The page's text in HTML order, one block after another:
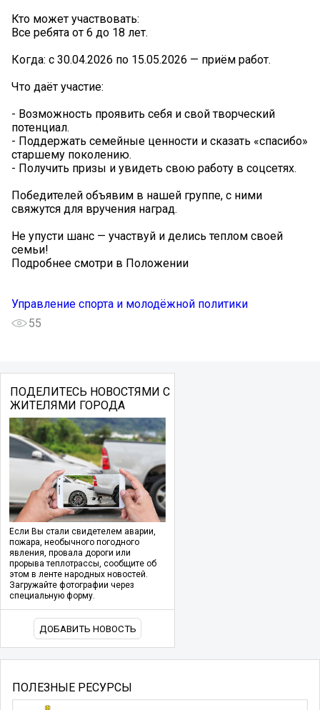
Кто может участвовать:
Все ребята от 6 до 18 лет.
Когда: с 30.04.2026 по 15.05.2026 — приём работ.
Что даёт участие:
- Возможность проявить себя и свой творческий
потенциал.
- Поддержать семейные ценности и сказать «спасибо»
старшему поколению.
- Получить призы и увидеть свою работу в соцсетях.
Победителей объявим в нашей группе, с ними
свяжутся для вручения наград.
Не упусти шанс — участвуй и делись теплом своей
семьи!
Подробнее смотри в Положении
Управление спорта и молодёжной политики
55
ПОДЕЛИТЕСЬ НОВОСТЯМИ С
ЖИТЕЛЯМИ ГОРОДА
Если Вы стали свидетелем аварии,
пожара, необычного погодного
явления, провала дороги или
прорыва теплотрассы, сообщите об
этом в ленте народных новостей.
Загружайте фотографии через
специальную форму.
ДОБАВИТЬ НОВОСТЬ
ПОЛЕЗНЫЕ РЕСУРСЫ